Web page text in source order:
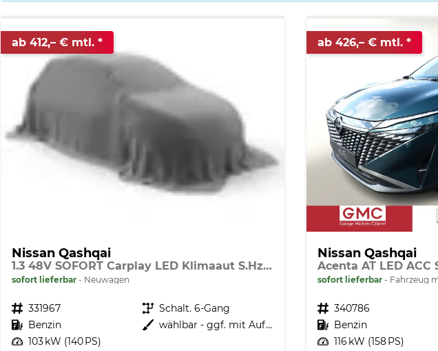
ab 412,– € mtl.
Nissan Qashqai
1.3 48V SOFORT Carplay LED Klimaaut S.Hzg. MJ25
sofort lieferbar Neuwagen
Fahrzeugnr. 331967 Getriebe Schalt. 6-Gang
Kraftstoff Benzin Außenfarbe
wählbar - ggf. mit Aufpreis
Leistung 103 kW (140 PS)
ab 426,– € mtl.
Nissan Qashqai
Acenta AT LED ACC
sofort lieferbar Fahrzeug
Fahrzeugnr. 340786
Kraftstoff Benzin
Leistung 116 kW (158 PS)